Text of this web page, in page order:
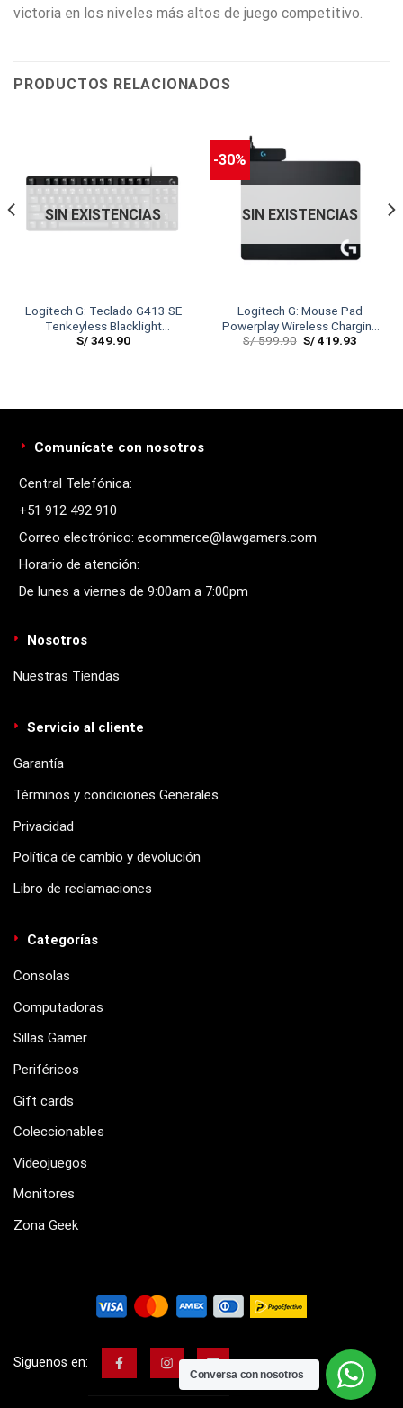
victoria en los niveles más altos de juego competitivo.
PRODUCTOS RELACIONADOS
SIN EXISTENCIAS
Logitech G: Teclado G413 SE
Tenkeyless Blacklight
Mechanical Gaming Black
S/349.90
-30%
SIN EXISTENCIAS
Logitech G: Mouse Pad
Powerplay Wireless Charging
System
S/599.90 S/419.93
Comunícate con nosotros
Central Telefónica:
+51 912 492 910
Correo electrónico: ecommerce@lawgamers.com
Horario de atención:
De lunes a viernes de 9:00am a 7:00pm
Nosotros
Nuestras Tiendas
Servicio al cliente
Garantía
Términos y condiciones Generales
Privacidad
Política de cambio y devolución
Libro de reclamaciones
Categorías
Consolas
Computadoras
Sillas Gamer
Periféricos
Gift cards
Coleccionables
Videojuegos
Monitores
Zona Geek
Siguenos en:
Conversa con nosotros